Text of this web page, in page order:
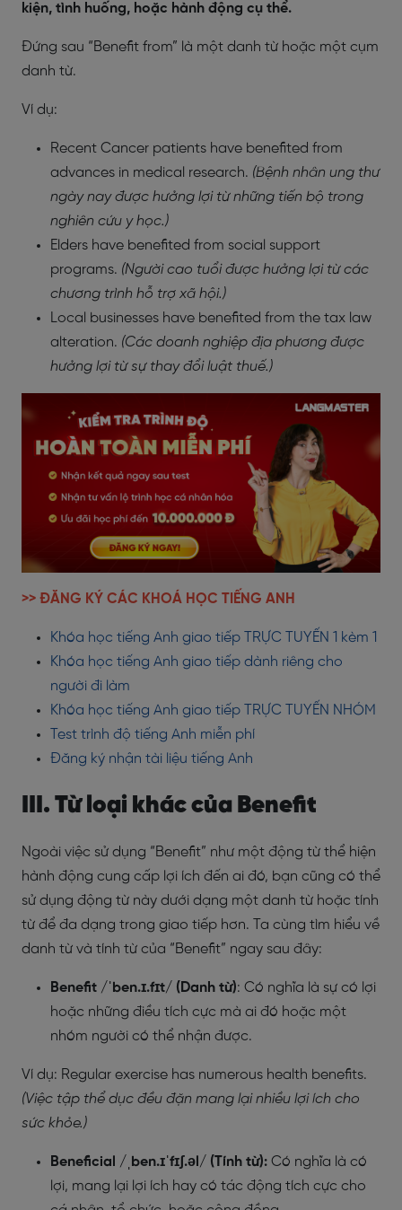
kiện, tình huống, hoặc hành động cụ thể.
Đứng sau “Benefit from” là một danh từ hoặc một cụm
danh từ.
Ví dụ:
Recent Cancer patients have benefited from
advances in medical research. (Bệnh nhân ung thư
ngày nay được hưởng lợi từ những tiến bộ trong
nghiên cứu y học.)
Elders have benefited from social support
programs. (Người cao tuổi được hưởng lợi từ các
chương trình hỗ trợ xã hội.)
Local businesses have benefited from the tax law
alteration. (Các doanh nghiệp địa phương được
hưởng lợi từ sự thay đổi luật thuế.)
>> ĐĂNG KÝ CÁC KHOÁ HỌC TIẾNG ANH
Khóa học tiếng Anh giao tiếp TRỰC TUYẾN 1 kèm 1
Khóa học tiếng Anh giao tiếp dành riêng cho
người đi làm
Khóa học tiếng Anh giao tiếp TRỰC TUYẾN NHÓM
Test trình độ tiếng Anh miễn phí
Đăng ký nhận tài liệu tiếng Anh
III. Từ loại khác của Benefit
Ngoài việc sử dụng “Benefit” như một động từ thể hiện
hành động cung cấp lợi ích đến ai đó, bạn cũng có thể
sử dụng động từ này dưới dạng một danh từ hoặc tính
từ để đa dạng trong giao tiếp hơn. Ta cùng tìm hiểu về
danh từ và tính từ của “Benefit” ngay sau đây:
Benefit /ˈben.ɪ.fɪt/ (Danh từ): Có nghĩa là sự có lợi
hoặc những điều tích cực mà ai đó hoặc một
nhóm người có thể nhận được.
Ví dụ: Regular exercise has numerous health benefits.
(Việc tập thể dục đều đặn mang lại nhiều lợi ích cho
sức khỏe.)
Beneficial /ˌben.ɪˈfɪʃ.əl/ (Tính từ): Có nghĩa là có
lợi, mang lại lợi ích hay có tác động tích cực cho